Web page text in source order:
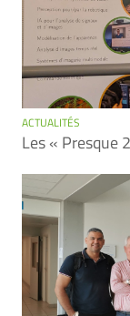
ACTUALITÉS
Les « Presque